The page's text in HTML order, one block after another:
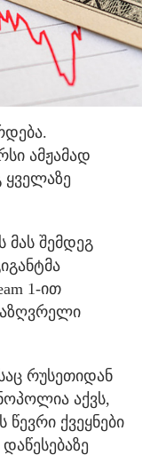
ამჟამად
ყველაზე
მას შემდეგ
1-ით
რუსეთიდან
აქვს,
წევრი ქვეყნები